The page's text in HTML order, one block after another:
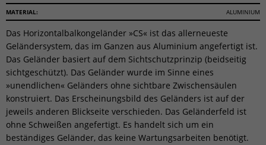
MATERIAL:
ALUMINIUM
Das Horizontalbalkongeländer »CS« ist das allerneueste
Geländersystem, das im Ganzen aus Aluminium angefertigt ist.
Das Geländer basiert auf dem Sichtschutzprinzip (beidseitig
sichtgeschützt). Das Geländer wurde im Sinne eines
»unendlichen« Geländers ohne sichtbare Zwischensäulen
konstruiert. Das Erscheinungsbild des Geländers ist auf der
jeweils anderen Blickseite verschieden. Das Geländerfeld ist
ohne Schweißen angefertigt. Es handelt sich um ein
beständiges Geländer, das keine Wartungsarbeiten benötigt.